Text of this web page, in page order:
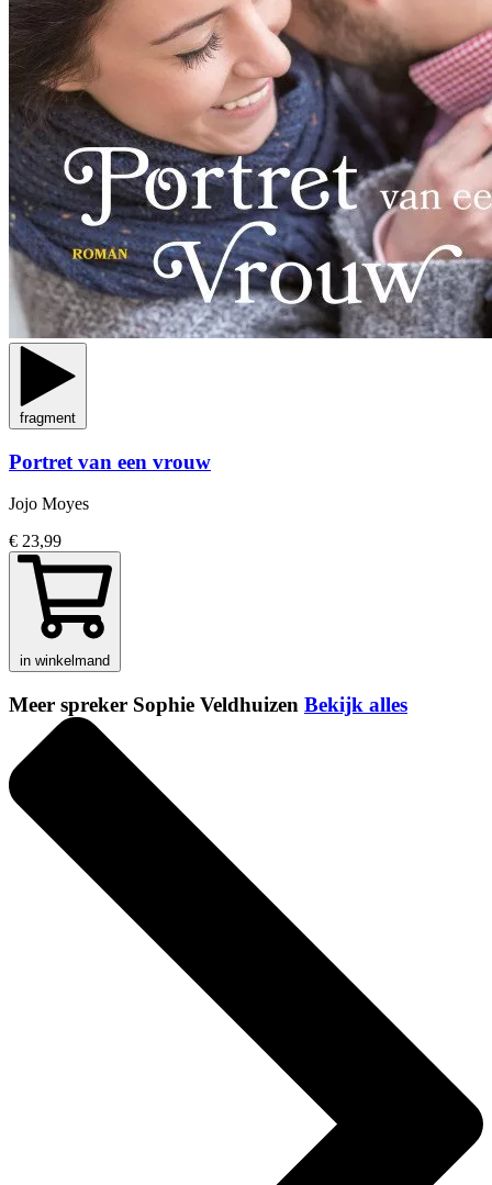
fragment
Portret van een vrouw
Jojo Moyes
€ 23,99
in winkelmand
Meer spreker Sophie Veldhuizen Bekijk alles